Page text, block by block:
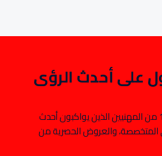
على أحدث الرؤى
انضم إلى أكثر من 100,000 من المهنيين الذين يواكبون أحدث
المتخصصة، والعروض الحصرية من